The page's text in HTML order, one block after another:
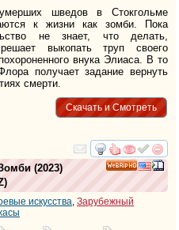
шведов в Стокгольме
к жизни как зомби. Пока
не знает, что делать,
выкопать труп своего
внука Элиаса. В то
получает задание вернуть
смерти.
Скачать и Смотреть
смотреть
(2023)
)
искусства, Зарубежный